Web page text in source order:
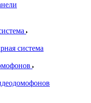
система